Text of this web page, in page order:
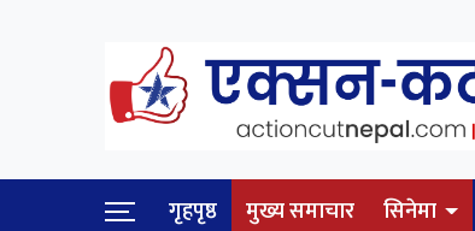
गृहपृष्ठ मुख्य समाचार सिनेमा